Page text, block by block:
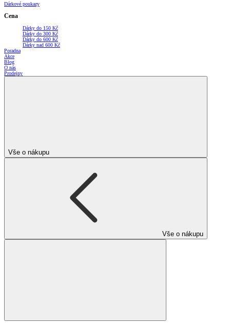
Dárkové poukazy
Cena
Dárky do 150 Kč
Dárky do 300 Kč
Dárky do 600 Kč
Dárky nad 600 Kč
Poradna
Akce
Blog
O nás
Prodejny
Vše o nákupu
Vše o nákupu